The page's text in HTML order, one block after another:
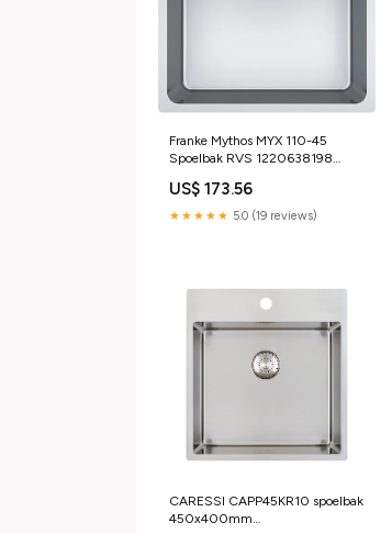
Franke Mythos MYX 110-45
Spoelbak RVS 1220638198
US$ 173.56
★★★★★ 5.0 (19 reviews)
CARESSI CAPP45KR10 spoelbak
450x400mm